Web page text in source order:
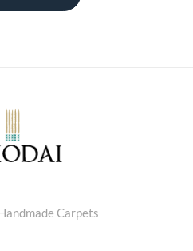
Carpets